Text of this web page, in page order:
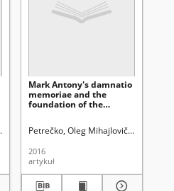
Słapek, Dariusz(1961- ) Redakcja
Mark Antony's damnatio
memoriae and the
foundation of the
Petrečko, Oleg Mihajlovič (1967- )
2016
artykuł